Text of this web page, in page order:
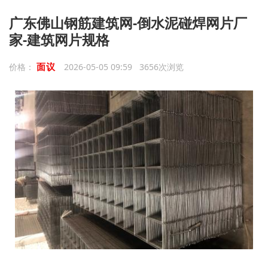
广东佛山钢筋建筑网-倒水泥碰焊网片厂
家-建筑网片规格
价格： 面议 2026-05-05 09:59 3656次浏览